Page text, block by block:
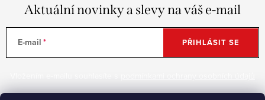
Aktuální novinky a slevy na váš e-mail
E-mail PŘIHLÁSIT SE